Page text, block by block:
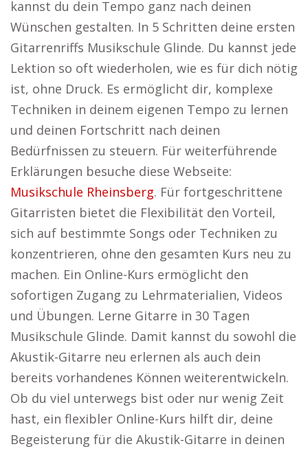
kannst du dein Tempo ganz nach deinen
Wünschen gestalten. In 5 Schritten deine ersten
Gitarrenriffs Musikschule Glinde. Du kannst jede
Lektion so oft wiederholen, wie es für dich nötig
ist, ohne Druck. Es ermöglicht dir, komplexe
Techniken in deinem eigenen Tempo zu lernen
und deinen Fortschritt nach deinen
Bedürfnissen zu steuern. Für weiterführende
Erklärungen besuche diese Webseite:
Musikschule Rheinsberg. Für fortgeschrittene
Gitarristen bietet die Flexibilität den Vorteil,
sich auf bestimmte Songs oder Techniken zu
konzentrieren, ohne den gesamten Kurs neu zu
machen. Ein Online-Kurs ermöglicht den
sofortigen Zugang zu Lehrmaterialien, Videos
und Übungen. Lerne Gitarre in 30 Tagen
Musikschule Glinde. Damit kannst du sowohl die
Akustik-Gitarre neu erlernen als auch dein
bereits vorhandenes Können weiterentwickeln.
Ob du viel unterwegs bist oder nur wenig Zeit
hast, ein flexibler Online-Kurs hilft dir, deine
Begeisterung für die Akustik-Gitarre in deinen